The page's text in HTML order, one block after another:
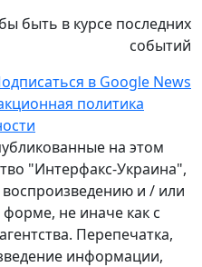
быть в курсе последних
событий
в Google News
политика
на этом
"Интерфакс-Украина",
и / или
не иначе как с
Перепечатка,
информации,